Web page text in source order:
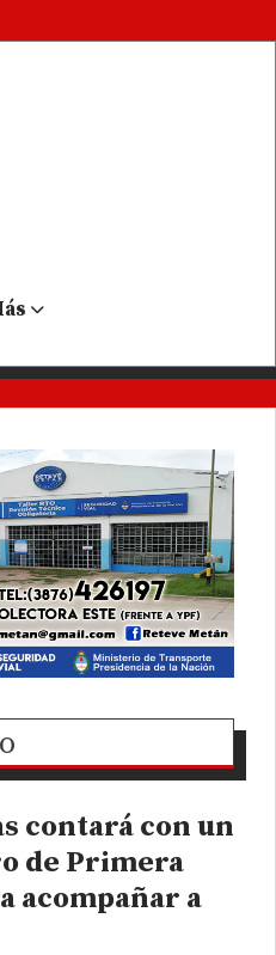
contará con un
de Primera
acompañar a